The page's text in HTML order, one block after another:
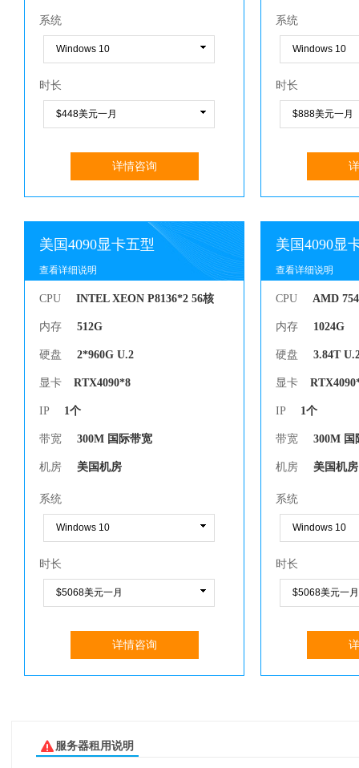
系统
时长
详情咨询
系统
时长
美国4090显卡五型
查看详细说明
CPU INTEL XEON P8136*2 56核
内存 512G
硬盘 2*960G U.2
显卡 RTX4090*8
IP 1个
带宽 300M 国际带宽
机房 美国机房
系统
时长
详情咨询
美国4090显
查看详细说明
CPU AMD
内存 1024G
硬盘 3.84T
显卡
IP 1个
带宽 300M 国
机房 美国机房
系统
时长
服务器租用说明